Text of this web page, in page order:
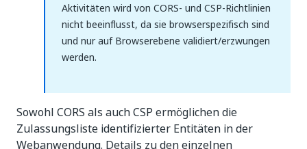
Aktivitäten wird von CORS- und CSP-Richtlinien
nicht beeinflusst, da sie browserspezifisch sind
und nur auf Browserebene validiert/erzwungen
werden.
Sowohl CORS als auch CSP ermöglichen die
Zulassungsliste identifizierter Entitäten in der
Webanwendung. Details zu den einzelnen